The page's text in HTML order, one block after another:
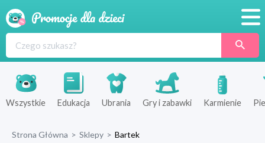
Produkty
Sklepy
Wszystkie Edukacja Ubrania Gry i zabawki Karmienie
Strona Główna > Sklepy > Bartek